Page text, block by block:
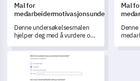
Mal for
medarbeidermotivasjonsundersøkelse
Denne undersøkelsesmalen
hjelper deg med å vurdere og
innen din organisasjon.
Mal
360-graders tilbakemeldingsmal